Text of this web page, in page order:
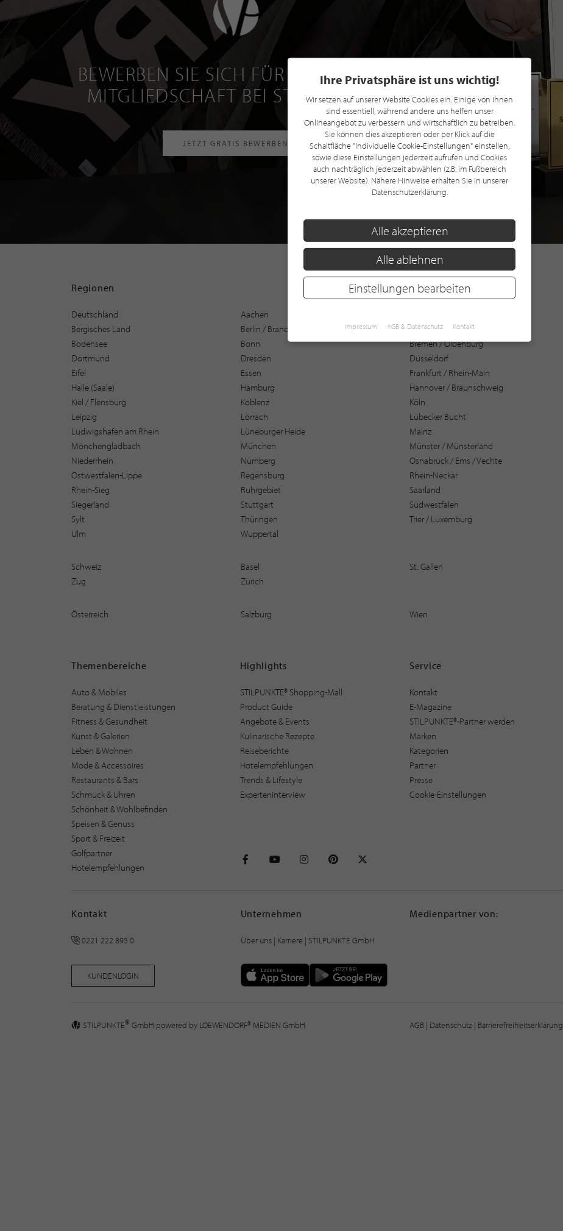
BEWERBEN SIE SICH FÜR EINE GRATIS
MITGLIEDSCHAFT BEI STILPUNKTE®
JETZT GRATIS BEWERBEN
Regionen
Deutschland Aachen
Bergisches Land
Berlin / Brandenburg
Bochum
Bodensee
Bonn
Bremen / Oldenburg
Dortmund
Dresden
Düsseldorf
Eifel
Essen
Frankfurt / Rhein-Main
Halle (Saale)
Hamburg
Hannover / Braunschweig
Kiel / Flensburg
Koblenz
Köln
Leipzig
Lörrach
Lübecker Bucht
Ludwigshafen am Rhein
Lüneburger Heide
Mainz
Mönchengladbach
München
Münster / Münsterland
Niederrhein
Nürnberg
Osnabrück / Ems / Vechte
Ostwestfalen-Lippe
Regensburg
Rhein-Neckar
Rhein-Sieg
Ruhrgebiet
Saarland
Siegerland
Stuttgart
Südwestfalen
Sylt
Thüringen
Trier / Luxemburg
Ulm
Wuppertal
Schweiz Basel
St. Gallen
Zug
Zürich
Österreich Salzburg Wien
Themenbereiche
Auto & Mobiles
Beratung & Dienstleistungen
Fitness & Gesundheit
Kunst & Galerien
Leben & Wohnen
Mode & Accessoires
Restaurants & Bars
Schmuck & Uhren
Schönheit & Wohlbefinden
Speisen & Genuss
Sport & Freizeit
Golfpartner
Hotelempfehlungen
Highlights
STILPUNKTE® Shopping-Mall
Product Guide
Angebote & Events
Kulinarische Rezepte
Reiseberichte
Hotelempfehlungen
Trends & Lifestyle
Experteninterview
Service
Kontakt
E-Magazine
STILPUNKTE®-Partner werden
Marken
Kategorien
Partner
Presse
Cookie-Einstellungen
Kontakt
0221 222 895 0
KUNDENLOGIN
Unternehmen
Über uns| Karriere | STILPUNKTE GmbH
Medienpartner von:
STILPUNKTE® GmbH powered by LOEWENDORF® MEDIEN GmbH AGB | Datenschutz | Barrierefreiheitserklärung
Ihre Privatsphäre ist uns wichtig!
Wir setzen auf unserer Website Cookies ein. Einige von ihnen
sind essentiell, während andere uns helfen unser
Onlineangebot zu verbessern und wirtschaftlich zu betreiben.
Sie können dies akzeptieren oder per Klick auf die
Schaltfläche "Individuelle Cookie-Einstellungen" einstellen,
sowie diese Einstellungen jederzeit aufrufen und Cookies
auch nachträglich jederzeit abwählen (z.B. im Fußbereich
unserer Website). Nähere Hinweise erhalten Sie in unserer
Datenschutzerklärung.
Alle akzeptieren
Alle ablehnen
Einstellungen bearbeiten
Impressum AGB & Datenschutz Kontakt